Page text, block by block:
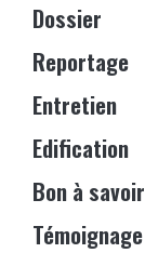
Dossier
Reportage
Entretien
Edification
Bon à savoir
Témoignage